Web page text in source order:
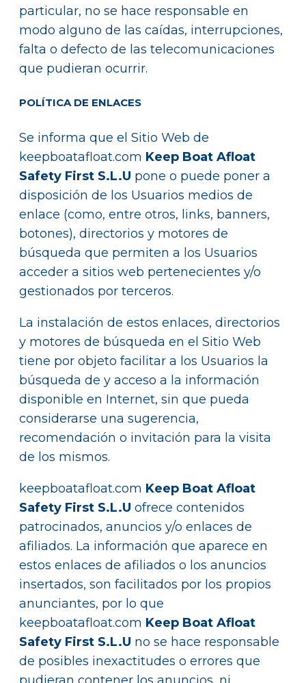
particular, no se hace responsable en
modo alguno de las caídas, interrupciones,
falta o defecto de las telecomunicaciones
que pudieran ocurrir.
POLÍTICA DE ENLACES
Se informa que el Sitio Web de
keepboatafloat.com Keep Boat Afloat
Safety First S.L.U pone o puede poner a
disposición de los Usuarios medios de
enlace (como, entre otros, links, banners,
botones), directorios y motores de
búsqueda que permiten a los Usuarios
acceder a sitios web pertenecientes y/o
gestionados por terceros.
La instalación de estos enlaces, directorios
y motores de búsqueda en el Sitio Web
tiene por objeto facilitar a los Usuarios la
búsqueda de y acceso a la información
disponible en Internet, sin que pueda
considerarse una sugerencia,
recomendación o invitación para la visita
de los mismos.
keepboatafloat.com Keep Boat Afloat
Safety First S.L.U ofrece contenidos
patrocinados, anuncios y/o enlaces de
afiliados. La información que aparece en
estos enlaces de afiliados o los anuncios
insertados, son facilitados por los propios
anunciantes, por lo que
keepboatafloat.com Keep Boat Afloat
Safety First S.L.U no se hace responsable
de posibles inexactitudes o errores que
pudieran contener los anuncios, ni